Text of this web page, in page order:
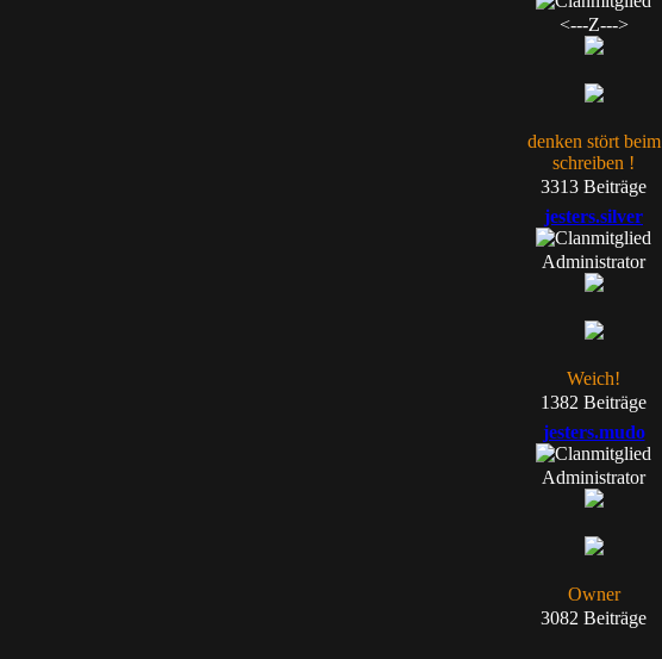
<---Z--->
denken stört beim
schreiben !
3313 Beiträge
jesters.silver
Administrator
Weich!
1382 Beiträge
jesters.mudo
Administrator
Owner
3082 Beiträge